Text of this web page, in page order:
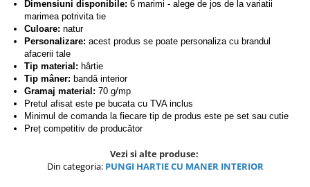
Dimensiuni disponibile: 6 marimi - alege de jos de la variatii
marimea potrivita tie
Culoare: natur
Personalizare: acest produs se poate personaliza cu brandul
afacerii tale
Tip material: hârtie
Tip mâner: bandă interior
Gramaj material: 70 g/mp
Pretul afisat este pe bucata cu TVA inclus
Minimul de comanda la fiecare tip de produs este pe set sau cutie
Preț competitiv de producător
Vezi si alte produse:
Din categoria: PUNGI HARTIE CU MANER INTERIOR